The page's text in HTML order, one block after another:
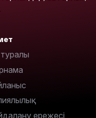
туралы
ережесі